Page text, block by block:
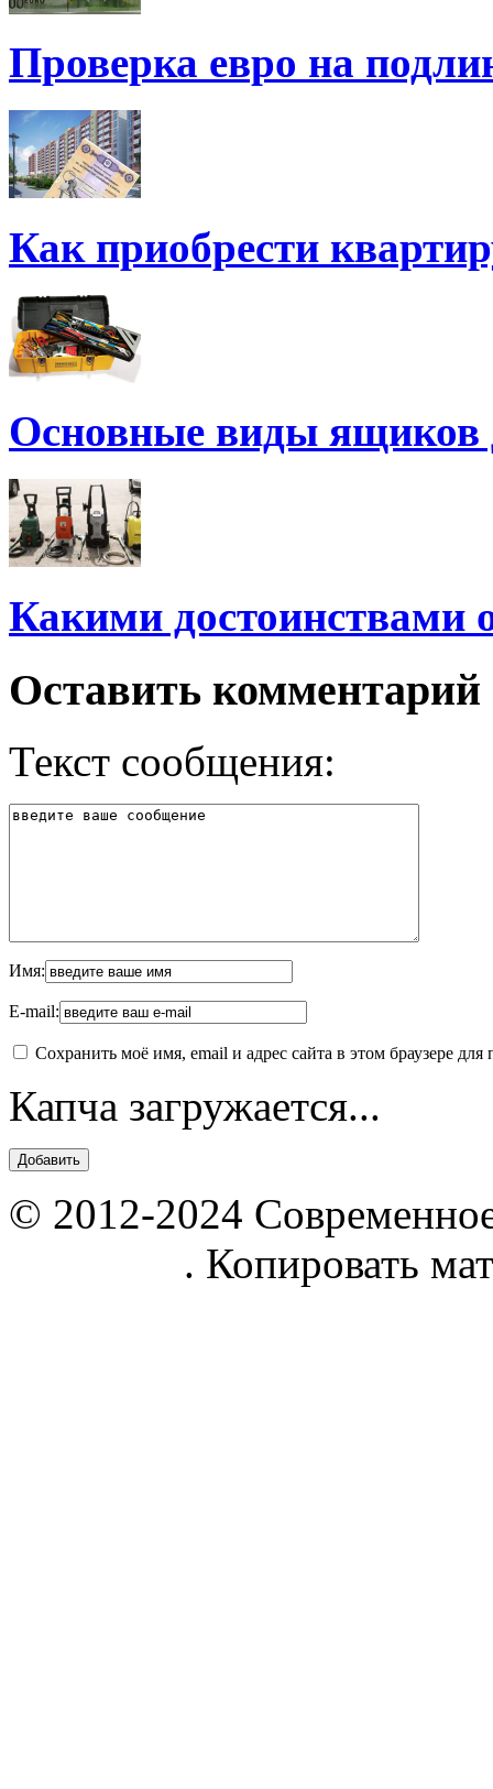
Проверка евро на
Как приобрести
Основные виды ящиков
Какими достоинствами
Оставить комментарий
Текст сообщения:
Имя:
E-mail:
Сохранить моё имя, email и адрес сайта в этом браузере
Капча загружается...
© 2012-2024
. Копировать